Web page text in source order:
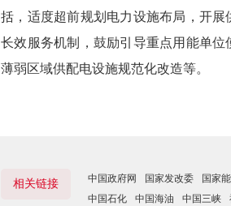
括，适度超前规划电力设施布局，开
长效服务机制，鼓励引导重点用能单
薄弱区域供配电设施规范化改造等。
相关链接 中国政府网 国家发改委 国家
中国石化
中国海油 中国三峡